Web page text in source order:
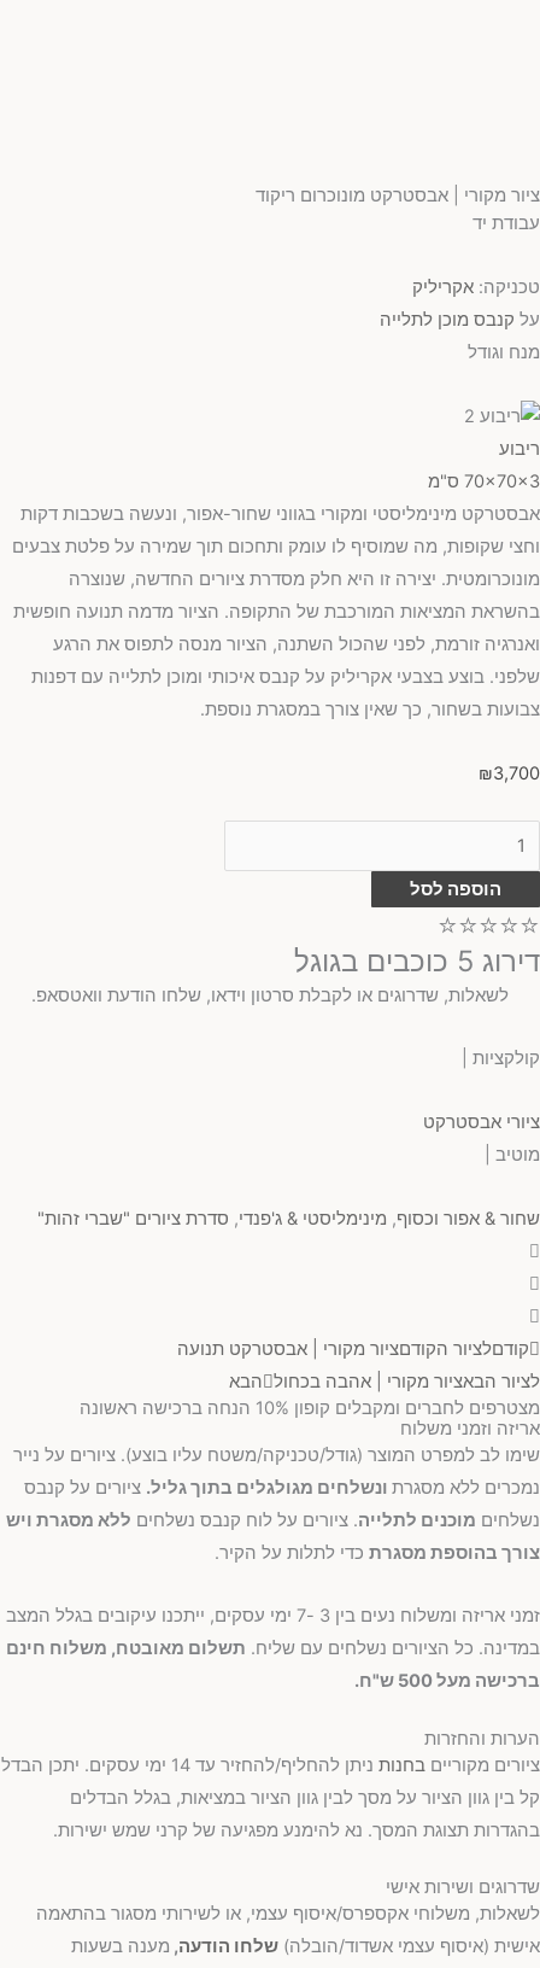
ציור מקורי | אבסטרקט מונוכרום ריקוד
עבודת יד
טכניקה: אקריליק
על קנבס מוכן לתלייה
מנח וגודל
ריבוע
70x70x3 ס"מ
אבסטרקט מינימליסטי ומקורי בגווני שחור-אפור, ונעשה בשכבות דקות
וחצי שקופות, מה שמוסיף לו עומק ותחכום תוך שמירה על פלטת צבעים
מונוכרומטית. יצירה זו היא חלק מסדרת ציורים החדשה, שנוצרה
בהשראת המציאות המורכבת של התקופה. הציור מדמה תנועה חופשית
ואנרגיה זורמת, לפני שהכול השתנה, הציור מנסה לתפוס את הרגע
שלפני. בוצע בצבעי אקריליק על קנבס איכותי ומוכן לתלייה עם דפנות
צבועות בשחור, כך שאין צורך במסגרת נוספת.
₪3,700
הוספה לסל
⭐⭐⭐⭐⭐
דירוג 5 כוכבים בגוגל
לשאלות, שדרוגים או לקבלת סרטון וידאו, שלחו הודעת וואטסאפ.
קולקציות |
ציורי אבסטרקט
מוטיב |
שחור & אפור וכסוף, מינימליסטי & ג'פנדי, סדרת ציורים "שברי זהות"
קודםלציור הקודםציור מקורי | אבסטרקט תנועה
לציור הבאציור מקורי | אהבה בכחול הבא
מצטרפים לחברים ומקבלים קופון 10% הנחה ברכישה ראשונה
אריזה וזמני משלוח
שימו לב למפרט המוצר (גודל/טכניקה/משטח עליו בוצע). ציורים על נייר
נמכרים ללא מסגרת ונשלחים מגולגלים בתוך גליל. ציורים על קנבס
נשלחים מוכנים לתלייה. ציורים על לוח קנבס נשלחים ללא מסגרת ויש
צורך בהוספת מסגרת כדי לתלות על הקיר.
זמני אריזה ומשלוח נעים בין 3 -7 ימי עסקים, ייתכנו עיקובים בגלל המצב
במדינה. כל הציורים נשלחים עם שליח. תשלום מאובטח, משלוח חינם
ברכישה מעל 500 ש"ח.
הערות והחזרות
ציורים מקוריים בחנות
ניתן להחליף/להחזיר עד 14 ימי עסקים. יתכן הבדל
קל בין גוון הציור על מסך לבין גוון הציור במציאות, בגלל הבדלים
בהגדרות תצוגת המסך. נא להימנע מפגיעה של קרני שמש ישירות.
שדרוגים ושירות אישי
לשאלות, משלוחי אקספרס/איסוף עצמי, או לשירותי מסגור בהתאמה
אישית (איסוף עצמי אשדוד/הובלה) שלחו הודעה, מענה בשעות